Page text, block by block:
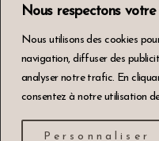
Nous respectons
Nous utilisons des cookies
navigation, diffuser des
analyser notre trafic. En
consentez à notre utilisation
Personnaliser